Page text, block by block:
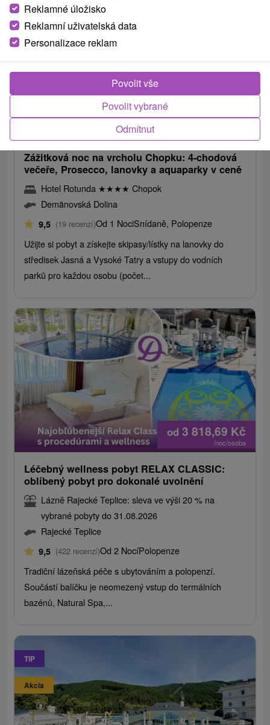
Akcia
od3 980,17Kč
Zážitková noc na vrcholu Chopku: 4-chodová
večeře, Prosecco, lanovky a aquaparky v ceně
Hotel Rotunda ★★★★ Chopok
Demänovská Dolina
9,5 (19 recenzí)Od 1 NociSnídaně, Polopenze
Užijte si pobyt a získejte skipasy/lístky na lanovky do
středisek Jasná a Vysoké Tatry a vstupy do vodních
parků pro každou osobu (počet...
od 3 818,69 Kč
/noc/osoba
Léčebný wellness pobyt RELAX CLASSIC:
oblíbený pobyt pro dokonalé uvolnění
Lázně Rajecké Teplice: sleva ve výši 20 % na
vybrané pobyty do 31.08.2026
Rajecké Teplice
9,5 (422 recenzí)Od 2 NocíPolopenze
Tradiční lázeňská péče s ubytováním a polopenzí.
Součástí balíčku je neomezený vstup do termálních
bazénů, Natural Spa,...
TIP
Akcia
Reklamné úložisko
Reklamní uživatelská data
Personalizace reklam
Odmítnut
Povolit vybrané
Povolit vše